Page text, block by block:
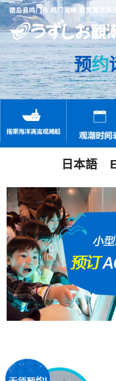
德岛县鸣门市 鸣门海峡 观赏海洋涡
日本語
预约